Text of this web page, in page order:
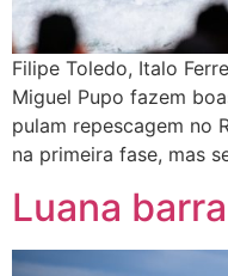
Filipe Toledo, Italo
Miguel Pupo fazem
pulam repescagem no
na primeira fase, mas
Luana